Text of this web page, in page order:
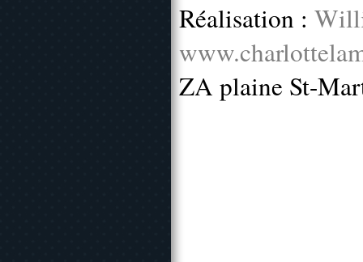
Réalisation :
ZA plaine St-